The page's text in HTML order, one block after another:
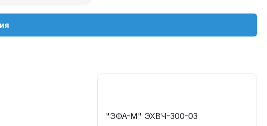
"ЭФА-М" ЭХВЧ-300-03